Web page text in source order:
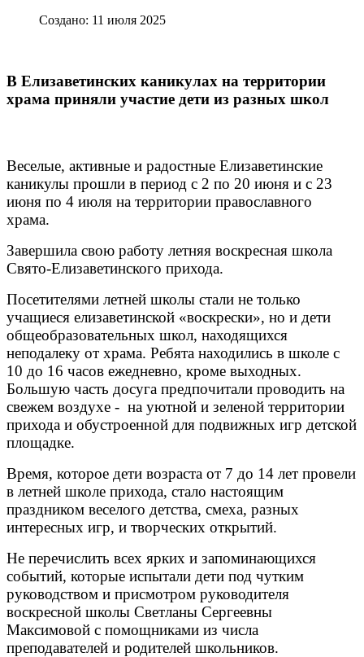
Создано: 11 июля 2025
В Елизаветинских каникулах на территории
храма приняли участие дети из разных школ
Веселые, активные и радостные Елизаветинские
каникулы прошли в период с 2 по 20 июня и с 23
июня по 4 июля на территории православного
храма.
Завершила свою работу летняя воскресная школа
Свято-Елизаветинского прихода.
Посетителями летней школы стали не только
учащиеся елизаветинской «воскрески», но и дети
общеобразовательных школ, находящихся
неподалеку от храма. Ребята находились в школе с
10 до 16 часов ежедневно, кроме выходных.
Большую часть досуга предпочитали проводить на
свежем воздухе - на уютной и зеленой территории
прихода и обустроенной для подвижных игр детской
площадке.
Время, которое дети возраста от 7 до 14 лет провели
в летней школе прихода, стало настоящим
праздником веселого детства, смеха, разных
интересных игр, и творческих открытий.
Не перечислить всех ярких и запоминающихся
событий, которые испытали дети под чутким
руководством и присмотром руководителя
воскресной школы Светланы Сергеевны
Максимовой с помощниками из числа
преподавателей и родителей школьников.